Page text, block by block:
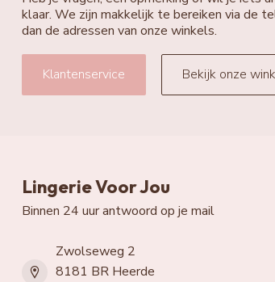
klaar. We zijn makkelijk te bereiken via de
dan de adressen van onze winkels.
Klantenservice Bekijk onze
Lingerie Voor Jou
Binnen 24 uur antwoord op je mail
Zwolseweg 2
8181 BR Heerde